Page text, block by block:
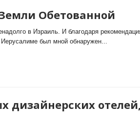
Обетованной
в Израиль. И благодаря
Иерусалиме был мной обнаружен...
дизайнерских